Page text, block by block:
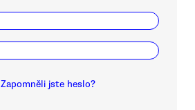
Zapomněli jste heslo?